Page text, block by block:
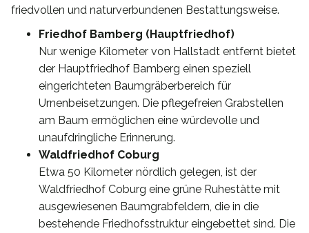
friedvollen und naturverbundenen Bestattungsweise.
Friedhof Bamberg (Hauptfriedhof)
Nur wenige Kilometer von Hallstadt entfernt bietet
der Hauptfriedhof Bamberg einen speziell
eingerichteten Baumgräberbereich für
Urnenbeisetzungen. Die pflegefreien Grabstellen
am Baum ermöglichen eine würdevolle und
unaufdringliche Erinnerung.
Waldfriedhof Coburg
Etwa 50 Kilometer nördlich gelegen, ist der
Waldfriedhof Coburg eine grüne Ruhestätte mit
ausgewiesenen Baumgrabfeldern, die in die
bestehende Friedhofsstruktur eingebettet sind. Die